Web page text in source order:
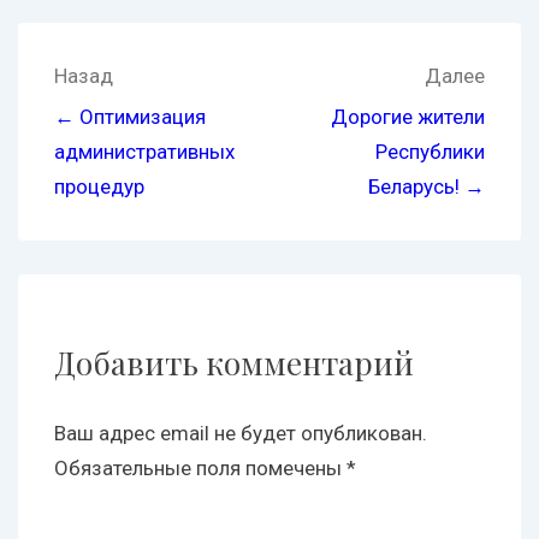
Назад
← Оптимизация
административных
процедур
Далее
Дорогие жители
Республики
Беларусь! →
Добавить комментарий
Ваш адрес email не будет опубликован.
Обязательные поля помечены *